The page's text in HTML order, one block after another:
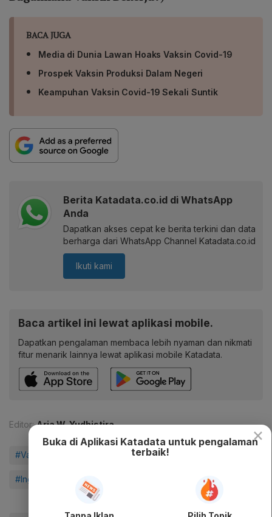
BACA JUGA
Media di Dunia Lawan Hoaks Vaksin Covid-19
Prospek Vaksin Produksi Dalam Negeri
Keampuhan Vaksin Covid-19 Sekali Suntik
Berita Katadata.co.id di WhatsApp
Anda
Dapatkan akses cepat ke berita terkini dan data
berharga dari WhatsApp Channel Katadata.co.id
Ikuti kami
Baca artikel ini lewat aplikasi mobile.
Dapatkan pengalaman membaca lebih nyaman dan nikmati
fitur menarik lainnya lewat aplikasi mobile Katadata.
Editor: Aria W. Yudhistira
#Vaksin Virus Corona #Terawan
#IngatPesanIbu #Cek Fakta Vaksin
×
Buka di Aplikasi Katadata untuk pengalaman
terbaik!